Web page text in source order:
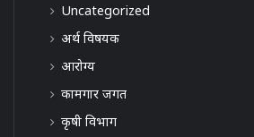
Uncategorized
अर्थ विषयक
आरोग्य
कामगार जगत
कृषी विभाग